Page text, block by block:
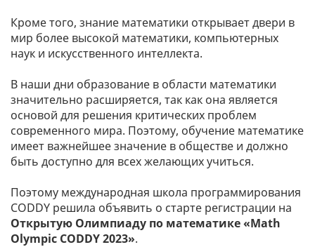
Кроме того, знание математики открывает двери в
мир более высокой математики, компьютерных
наук и искусственного интеллекта.
В наши дни образование в области математики
значительно расширяется, так как она является
основой для решения критических проблем
современного мира. Поэтому, обучение математике
имеет важнейшее значение в обществе и должно
быть доступно для всех желающих учиться.
Поэтому международная школа программирования
CODDY решила объявить о старте регистрации на
Открытую Олимпиаду по математике «Math
Olympic CODDY 2023».